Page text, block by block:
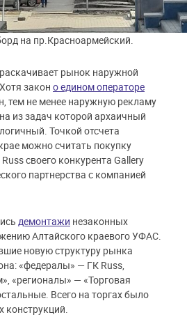
на пр.Красноармейский.
рынок наружной
закон о едином операторе
тем не менее наружную рекламу
из задач которой архаичный
Точкой отсчета
можно считать покупку
своего конкурента Gallery
партнерства с компанией
демонтажи незаконных
Алтайского краевого УФАС.
новую структуру рынка
«федералы» — ГК Russ,
«регионалы» — «Торговая
Всего на торгах было
конструкций.